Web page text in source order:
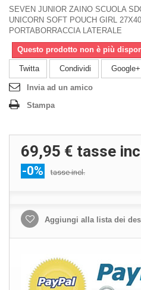
SEVEN JUNIOR ZAINO SCUOLA
UNICORN SOFT POUCH GIRL
PORTABORRACCIA LATERALE
Questo prodotto non è più
Twitta Condividi Google+
Invia ad un amico
Stampa
69,95 € tasse
-0% tasse incl.
Aggiungi alla lista dei